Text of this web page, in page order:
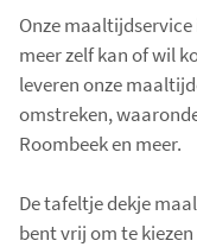
Onze maaltijdservice
meer zelf kan of wil
leveren onze
omstreken,
Roombeek en meer.
De tafeltje dekje
bent vrij om te